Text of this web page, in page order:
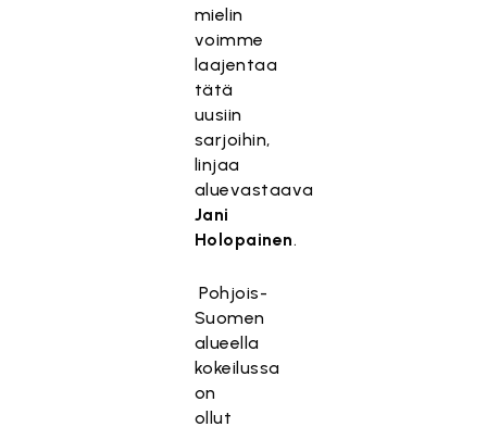
mielin
voimme
laajentaa
tätä
uusiin
sarjoihin,
linjaa
aluevastaava
Jani
Holopainen.
Pohjois-
Suomen
alueella
kokeilussa
on
ollut